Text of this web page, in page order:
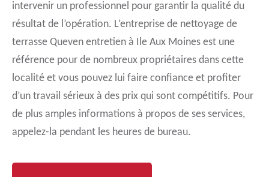
intervenir un professionnel pour garantir la qualité du
résultat de l’opération. L’entreprise de nettoyage de
terrasse Queven entretien à Ile Aux Moines est une
référence pour de nombreux propriétaires dans cette
localité et vous pouvez lui faire confiance et profiter
d’un travail sérieux à des prix qui sont compétitifs. Pour
de plus amples informations à propos de ses services,
appelez-la pendant les heures de bureau.